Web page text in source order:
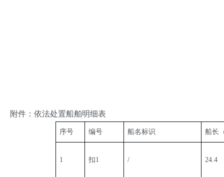
附件：依法处置船舶明细表
序号 编号 船名标识 船长
1 扣1 / 24.4